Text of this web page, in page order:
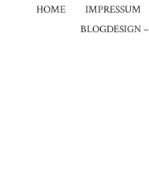
HOME IMPRESSUM
BLOGDESIGN